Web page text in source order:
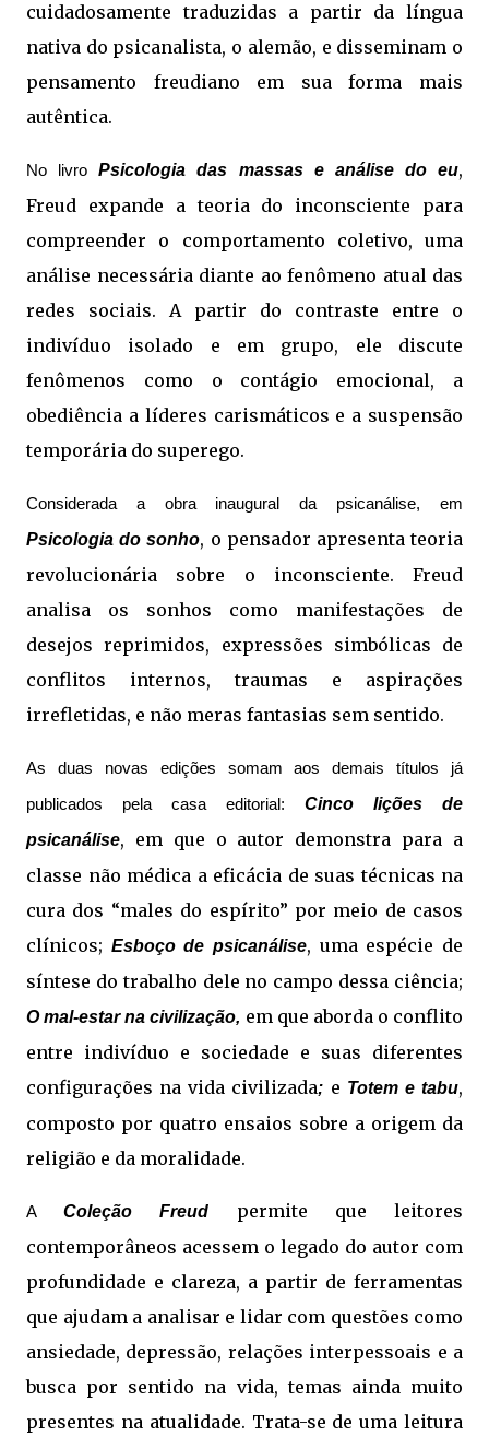
cuidadosamente traduzidas a partir da língua
nativa do psicanalista, o alemão, e disseminam o
pensamento freudiano em sua forma mais
autêntica.
No livroPsicologia das massas e análise do eu,
Freud expande a teoria do inconsciente para
compreender o comportamento coletivo, uma
análise necessária diante ao fenômeno atual das
redes sociais. A partir do contraste entre o
indivíduo isolado e em grupo, ele discute
fenômenos como o contágio emocional, a
obediência a líderes carismáticos e a suspensão
temporária do superego.
Considerada a obra inaugural da psicanálise, em
Psicologia do sonho, o pensador apresenta teoria
revolucionária sobre o inconsciente. Freud
analisa os sonhos como manifestações de
desejos reprimidos, expressões simbólicas de
conflitos internos, traumas e aspirações
irrefletidas, e não meras fantasias sem sentido.
As duas novas edições somam aos demais títulos já
publicados pela casa editorial: Cinco lições de
psicanálise, em que o autor demonstra para a
classe não médica a eficácia de suas técnicas na
cura dos “males do espírito” por meio de casos
clínicos; Esboço de psicanálise, uma espécie de
síntese do trabalho dele no campo dessa ciência;
O mal-estar na civilização, em que aborda o conflito
entre indivíduo e sociedade e suas diferentes
configurações na vida civilizada; e Totem e tabu,
composto por quatro ensaios sobre a origem da
religião e da moralidade.
AColeção Freud
permite que leitores
contemporâneos acessem o legado do autor com
profundidade e clareza, a partir de ferramentas
que ajudam a analisar e lidar com questões como
ansiedade, depressão, relações interpessoais e a
busca por sentido na vida, temas ainda muito
presentes na atualidade. Trata-se de uma leitura